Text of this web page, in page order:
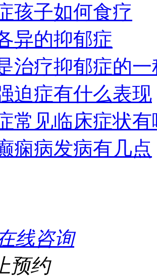
孩子如何食疗
异的抑郁症
治疗抑郁症的
迫症有什么表现
常见临床症状有
痫病发病有几点
线咨询
预约